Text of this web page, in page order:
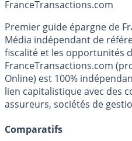
FranceTransactions.com
Premier guide épargne de
Média indépendant de
fiscalité et les opportunités
FranceTransactions.com
Online) est 100%
lien capitalistique avec des
assureurs, sociétés de